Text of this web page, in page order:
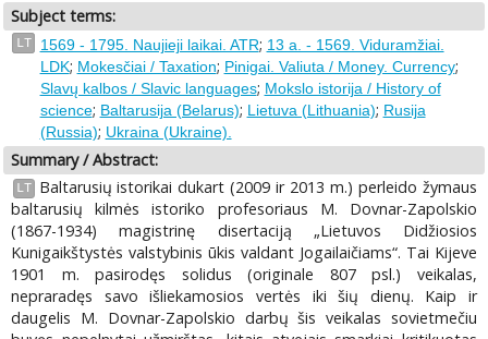
Subject terms:
LT 1569 - 1795. Naujieji laikai. ATR; 13 a. - 1569. Viduramžiai.
LDK; Mokesčiai / Taxation; Pinigai. Valiuta / Money. Currency;
Slavų kalbos / Slavic languages; Mokslo istorija / History of
science; Baltarusija (Belarus); Lietuva (Lithuania); Rusija
(Russia); Ukraina (Ukraine).
Summary / Abstract:
LT
Baltarusių istorikai dukart (2009 ir 2013 m.) perleido žymaus
baltarusių kilmės istoriko profesoriaus M. Dovnar-Zapolskio
(1867-1934) magistrinę disertaciją „Lietuvos Didžiosios
Kunigaikštystės valstybinis ūkis valdant Jogailaičiams“. Tai Kijeve
1901 m. pasirodęs solidus (originale 807 psl.) veikalas,
nepraradęs savo išliekamosios vertės iki šių dienų. Kaip ir
daugelis M. Dovnar-Zapolskio darbų šis veikalas sovietmečiu